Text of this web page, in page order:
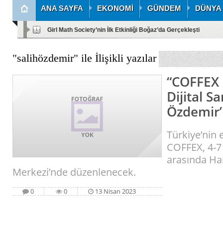
ANA SAYFA EKONOMİ GÜNDEM DÜNYA
Girl Math Society’nin İlk Etkinliği Boğaz’da Gerçekleşti
"salihözdemir" ile İlişikli yazılar
Dijital
Türkiye’nin
COFFEX,
arasında
Merkezi’nde düzenlenecek.
0 0 13 Nisan 2023